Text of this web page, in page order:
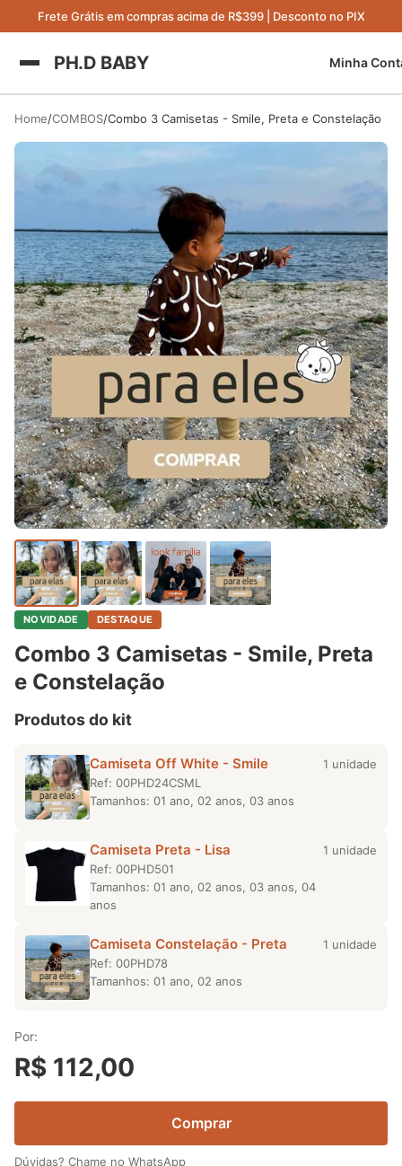
Frete Grátis em compras acima de R$399 | Desconto no PIX
PH.D BABY Minha
Home COMBOS Combo 3 Camisetas - Smile, Preta e Constelação
NOVIDADE DESTAQUE
Combo 3 Camisetas - Smile, Preta
e Constelação
Produtos do kit
Camiseta Off White - Smile
Ref: 00PHD24CSML
Tamanhos: 01 ano, 02 anos, 03 anos
1 unidade
Camiseta Preta - Lisa
Ref: 00PHD501
Tamanhos: 01 ano, 02 anos, 03 anos, 04
anos
1 unidade
Camiseta Constelação - Preta
Ref: 00PHD78
Tamanhos: 01 ano, 02 anos
1 unidade
Por:
R$ 112,00
Comprar
Dúvidas? Chame no WhatsApp